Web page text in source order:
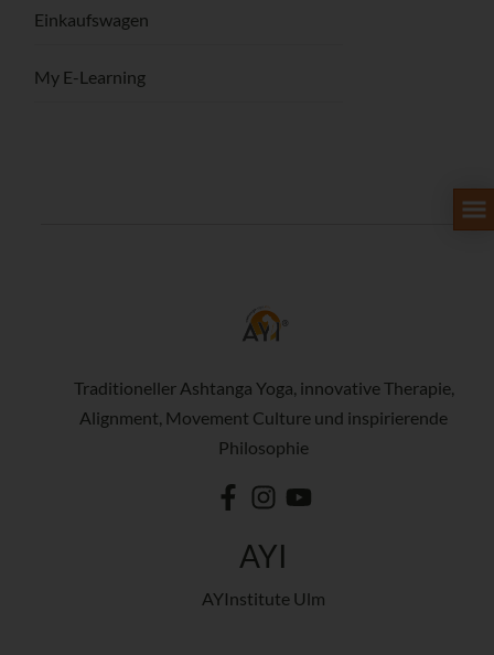
Einkaufswagen
My E-Learning
Traditioneller Ashtanga Yoga, innovative Therapie,
Alignment, Movement Culture und inspirierende
Philosophie
AYI
AYInstitute Ulm